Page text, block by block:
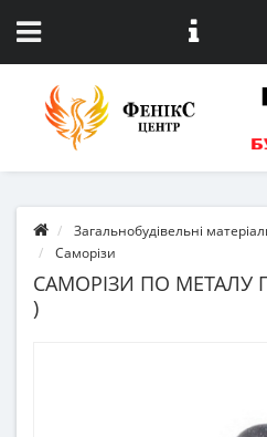
Загальнобудівельні
Саморізи
САМОРІЗИ ПО МЕТАЛУ
)